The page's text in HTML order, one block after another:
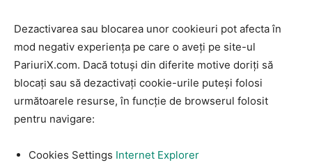
Dezactivarea sau blocarea unor cookieuri pot afecta în
mod negativ experiența pe care o aveți pe site-ul
PariuriX.com. Dacă totuși din diferite motive doriți să
blocați sau să dezactivați cookie-urile puteși folosi
următoarele resurse, în funcție de browserul folosit
pentru navigare:
Cookies Settings Internet Explorer